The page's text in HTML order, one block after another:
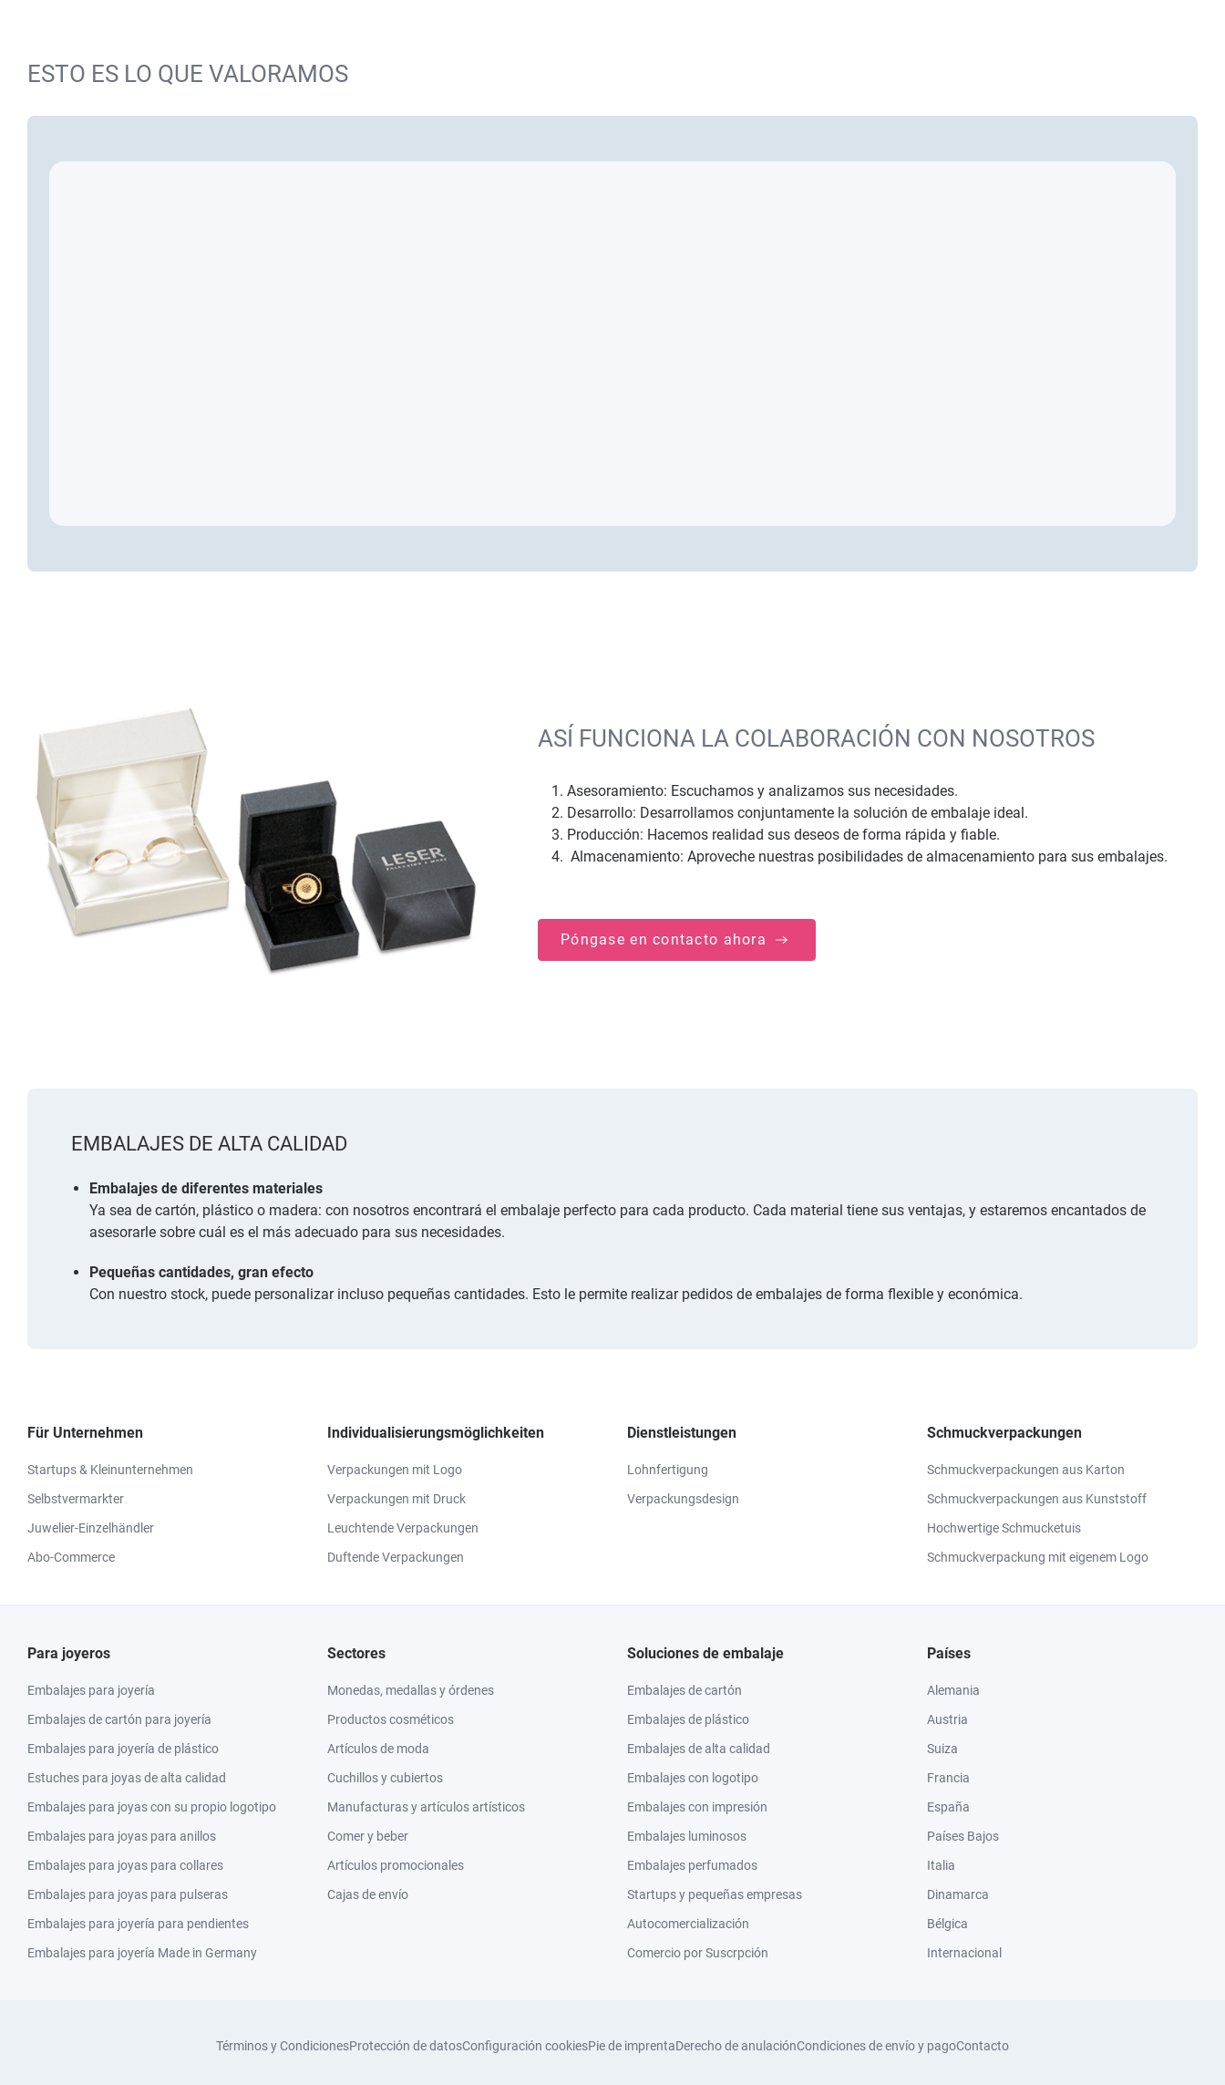
ESTO ES LO QUE VALORAMOS
ASÍ FUNCIONA LA COLABORACIÓN CON NOSOTROS
Asesoramiento: Escuchamos y analizamos sus necesidades.
Desarrollo: Desarrollamos conjuntamente la solución de embalaje ideal.
Producción: Hacemos realidad sus deseos de forma rápida y fiable.
Almacenamiento: Aproveche nuestras posibilidades de almacenamiento para sus embalajes.
Póngase en contacto ahora
EMBALAJES DE ALTA CALIDAD
Embalajes de diferentes materiales
Ya sea de cartón, plástico o madera: con nosotros encontrará el embalaje perfecto para cada producto. Cada material tiene sus ventajas, y estaremos encantados de
asesorarle sobre cuál es el más adecuado para sus necesidades.
Pequeñas cantidades, gran efecto
Con nuestro stock, puede personalizar incluso pequeñas cantidades. Esto le permite realizar pedidos de embalajes de forma flexible y económica.
Für Unternehmen
Startups & Kleinunternehmen
Selbstvermarkter
Juwelier-Einzelhändler
Abo-Commerce
Individualisierungsmöglichkeiten
Verpackungen mit Logo
Verpackungen mit Druck
Leuchtende Verpackungen
Duftende Verpackungen
Dienstleistungen
Lohnfertigung
Verpackungsdesign
Schmuckverpackungen
Schmuckverpackungen aus Karton
Schmuckverpackungen aus Kunststoff
Hochwertige Schmucketuis
Schmuckverpackung mit eigenem Logo
Para joyeros
Embalajes para joyería
Embalajes de cartón para joyería
Embalajes para joyería de plástico
Estuches para joyas de alta calidad
Embalajes para joyas con su propio logotipo
Embalajes para joyas para anillos
Embalajes para joyas para collares
Embalajes para joyas para pulseras
Embalajes para joyería para pendientes
Embalajes para joyería Made in Germany
Sectores
Monedas, medallas y órdenes
Productos cosméticos
Artículos de moda
Cuchillos y cubiertos
Manufacturas y artículos artísticos
Comer y beber
Artículos promocionales
Cajas de envío
Soluciones de embalaje
Embalajes de cartón
Embalajes de plástico
Embalajes de alta calidad
Embalajes con logotipo
Embalajes con impresión
Embalajes luminosos
Embalajes perfumados
Startups y pequeñas empresas
Autocomercialización
Comercio por Suscrpción
Países
Alemania
Austria
Suiza
Francia
España
Países Bajos
Italia
Dinamarca
Bélgica
Internacional
Términos y CondicionesProtección de datosConfiguración cookiesPie de imprentaDerecho de anulaciónCondiciones de envío y pagoContacto